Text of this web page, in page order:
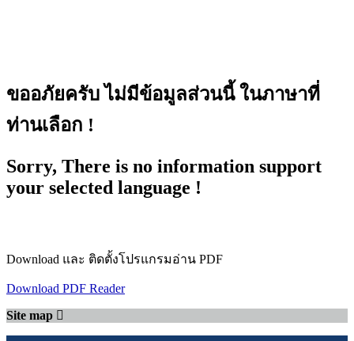
ขออภัยครับ ไม่มีข้อมูลส่วนนี้ ในภาษาที่
ท่านเลือก !
Sorry, There is no information support
your selected language !
Download และ ติดตั้งโปรแกรมอ่าน PDF
Download PDF Reader
Site map